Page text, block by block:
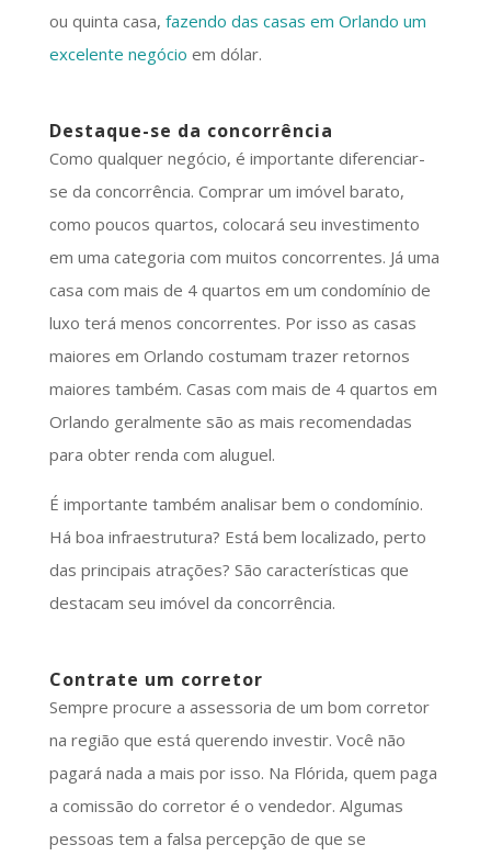
ou quinta casa, fazendo das casas em Orlando um
excelente negócio em dólar.
Destaque-se da concorrência
Como qualquer negócio, é importante diferenciar-
se da concorrência. Comprar um imóvel barato,
como poucos quartos, colocará seu investimento
em uma categoria com muitos concorrentes. Já uma
casa com mais de 4 quartos em um condomínio de
luxo terá menos concorrentes. Por isso as casas
maiores em Orlando costumam trazer retornos
maiores também. Casas com mais de 4 quartos em
Orlando geralmente são as mais recomendadas
para obter renda com aluguel.
É importante também analisar bem o condomínio.
Há boa infraestrutura? Está bem localizado, perto
das principais atrações? São características que
destacam seu imóvel da concorrência.
Contrate um corretor
Sempre procure a assessoria de um bom corretor
na região que está querendo investir. Você não
pagará nada a mais por isso. Na Flórida, quem paga
a comissão do corretor é o vendedor. Algumas
pessoas tem a falsa percepção de que se